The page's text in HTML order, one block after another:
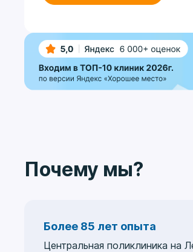
Почему мы?
Более 85 лет опыта
Центральная поликлиника на